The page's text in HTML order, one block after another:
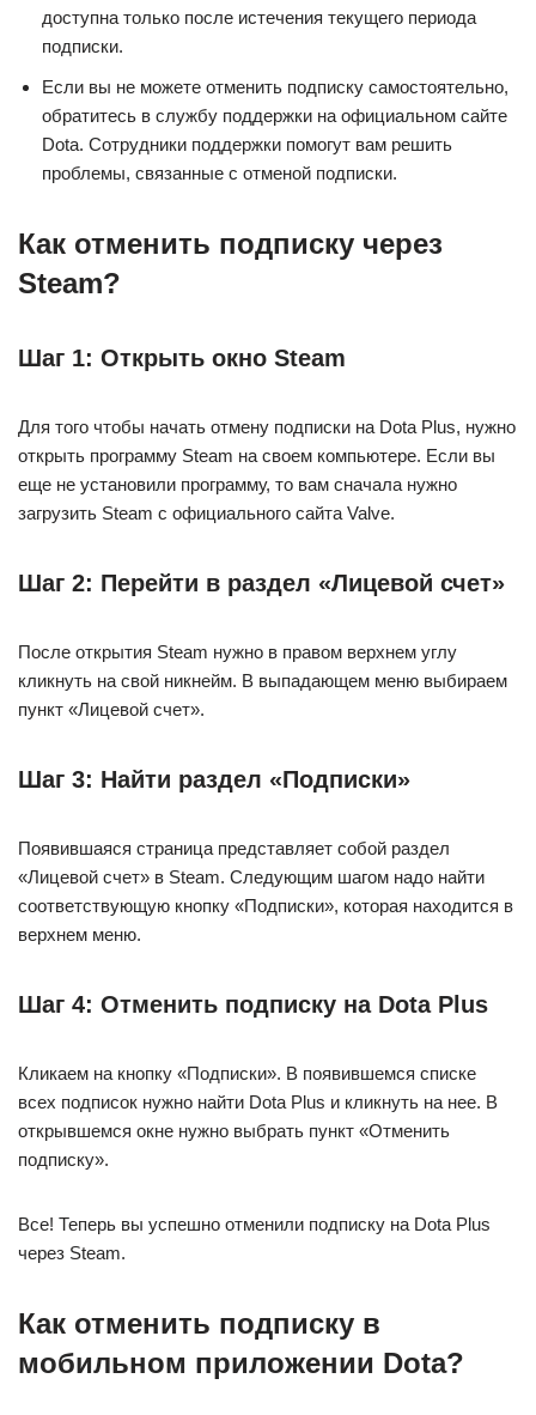
доступна только после истечения текущего периода
подписки.
Если вы не можете отменить подписку самостоятельно,
обратитесь в службу поддержки на официальном сайте
Dota. Сотрудники поддержки помогут вам решить
проблемы, связанные с отменой подписки.
Как отменить подписку через
Steam?
Шаг 1: Открыть окно Steam
Для того чтобы начать отмену подписки на Dota Plus, нужно
открыть программу Steam на своем компьютере. Если вы
еще не установили программу, то вам сначала нужно
загрузить Steam с официального сайта Valve.
Шаг 2: Перейти в раздел «Лицевой счет»
После открытия Steam нужно в правом верхнем углу
кликнуть на свой никнейм. В выпадающем меню выбираем
пункт «Лицевой счет».
Шаг 3: Найти раздел «Подписки»
Появившаяся страница представляет собой раздел
«Лицевой счет» в Steam. Следующим шагом надо найти
соответствующую кнопку «Подписки», которая находится в
верхнем меню.
Шаг 4: Отменить подписку на Dota Plus
Кликаем на кнопку «Подписки». В появившемся списке
всех подписок нужно найти Dota Plus и кликнуть на нее. В
открывшемся окне нужно выбрать пункт «Отменить
подписку».
Все! Теперь вы успешно отменили подписку на Dota Plus
через Steam.
Как отменить подписку в
мобильном приложении Dota?